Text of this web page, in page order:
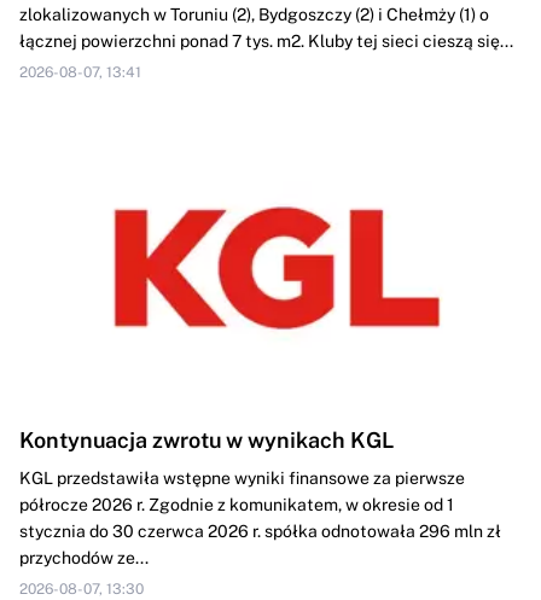
zlokalizowanych w Toruniu (2), Bydgoszczy (2) i Chełmży (1) o
łącznej powierzchni ponad 7 tys. m2. Kluby tej sieci cieszą się...
2026-08-07, 13:41
Kontynuacja zwrotu w wynikach KGL
KGL przedstawiła wstępne wyniki finansowe za pierwsze
półrocze 2026 r. Zgodnie z komunikatem, w okresie od 1
stycznia do 30 czerwca 2026 r. spółka odnotowała 296 mln zł
przychodów ze...
2026-08-07, 13:30